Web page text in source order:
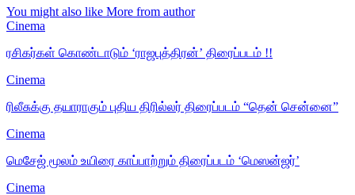
You might also like More from author
Cinema
ரசிகர்கள் கொண்டாடும் ‘ராஜபுத்திரன்’ திரைப்படம் !!
Cinema
ரிலீசுக்கு தயாராகும் புதிய திரில்லர் திரைப்படம் “தென் சென்னை”
Cinema
மெசேஜ் மூலம் உயிரை காப்பாற்றும் திரைப்படம் ‘மெஸன்ஜர்’
Cinema